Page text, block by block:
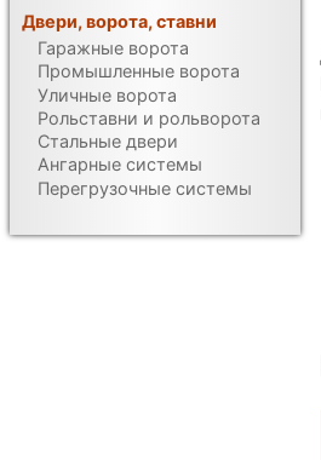
Двери, ворота, ставни
Гаражные ворота
Промышленные ворота
Уличные ворота
Рольставни и рольворота
Стальные двери
Ангарные системы
Перегрузочные системы